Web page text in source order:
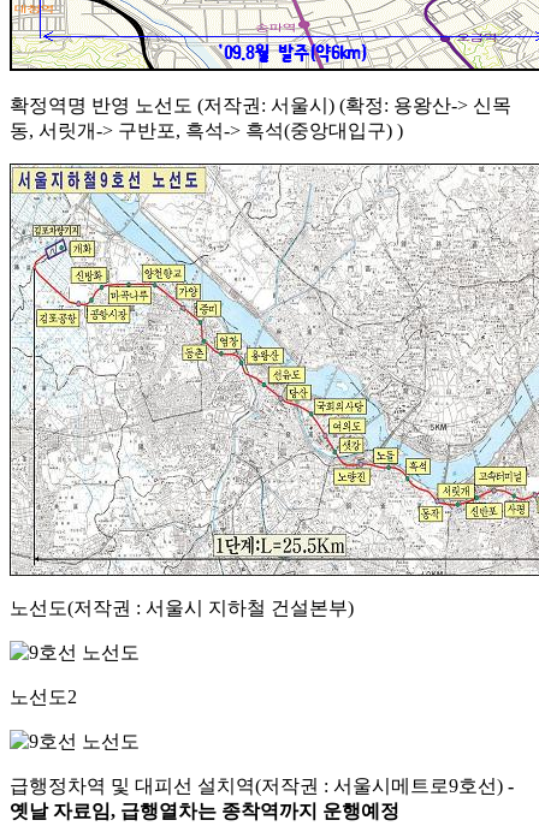
확정역명 반영 노선도 (저작권: 서울시) (확정: 용왕산-> 신목
동, 서릿개-> 구반포, 흑석-> 흑석(중앙대입구) )
노선도(저작권 : 서울시 지하철 건설본부)
노선도2
급행정차역 및 대피선 설치역(저작권 : 서울시메트로9호선) -
옛날 자료임, 급행열차는 종착역까지 운행예정